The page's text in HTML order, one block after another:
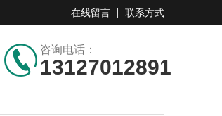
在线留言 联系方式
咨询电话：
13127012891